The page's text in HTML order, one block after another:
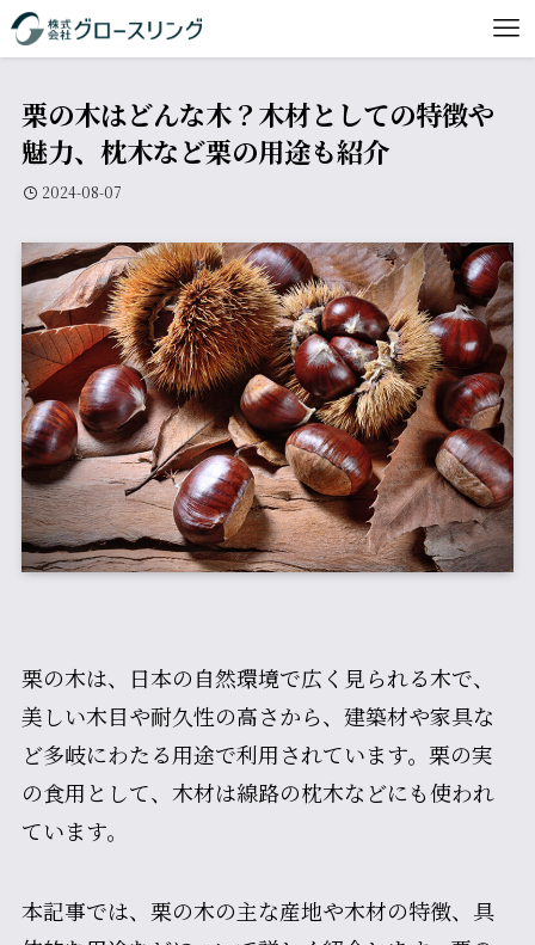
栗の木はどんな木？木材としての特徴や
魅力、枕木など栗の用途も紹介
2024-08-07
栗の木は、日本の自然環境で広く見られる木で、
美しい木目や耐久性の高さから、建築材や家具な
ど多岐にわたる用途で利用されています。栗の実
の食用として、木材は線路の枕木などにも使われ
ています。
本記事では、栗の木の主な産地や木材の特徴、具